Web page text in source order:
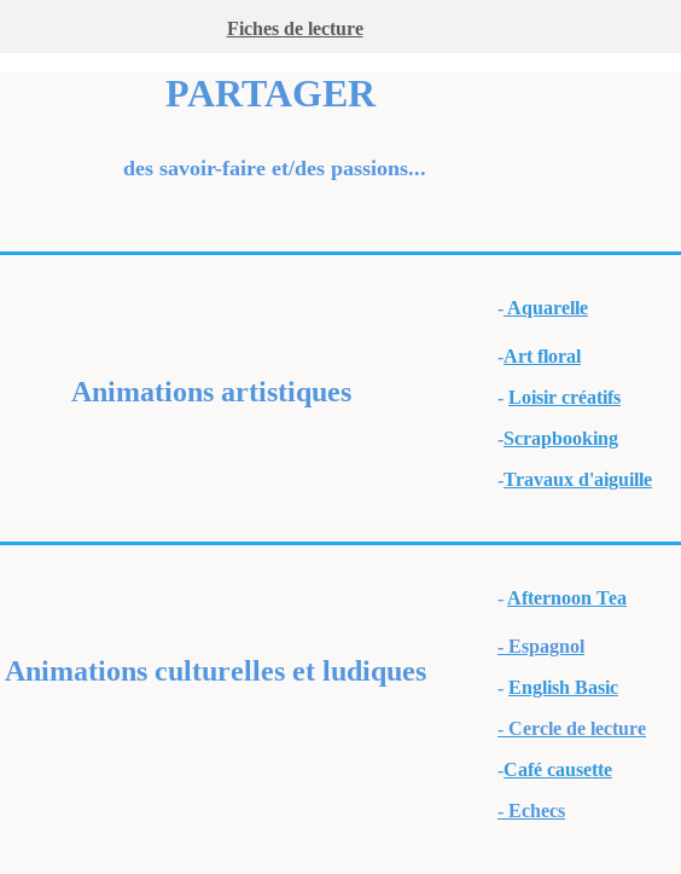
Fiches de lecture
PARTAGER
faire et/des passions...
- Aquarelle
-Art floral
- Loisir créatifs
-Scrapbooking
-Travaux d'aiguille
Animations artistiques
Animations culturelles et ludiques
- Afternoon Tea
- Espagnol
- English Basic
- Cercle de lecture
-Café causette
- Echecs